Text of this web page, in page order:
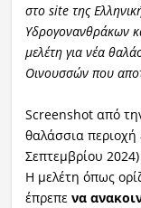
στο site της
Υδρογονανθράκων
μελέτη για νέα
Οινουσσών που
Screenshot από
θαλάσσια
Σεπτεμβρίου 2024)
Η μελέτη όπως
έπρεπε να